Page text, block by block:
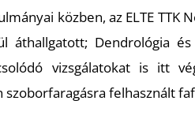
közben, az ELTE
áthallgatott; Dendrológia
vizsgálatokat is itt
felhasznált